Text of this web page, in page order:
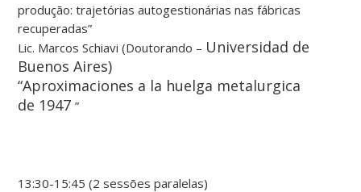
produção: trajetórias autogestionárias nas fábricas
recuperadas”
Lic. Marcos Schiavi (Doutorando – Universidad de
Buenos Aires)
“Aproximaciones a la huelga metalurgica
de 1947 ”
13:30-15:45 (2 sessões paralelas)